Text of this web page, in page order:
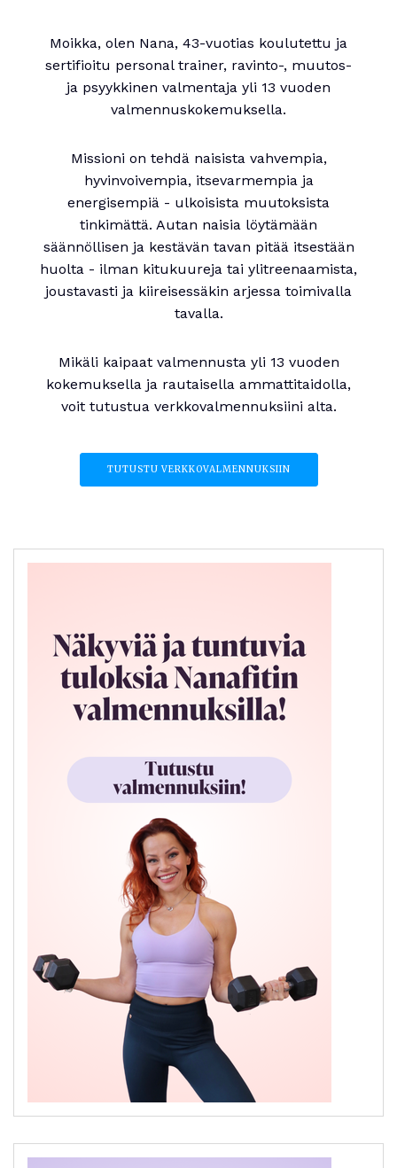
Moikka, olen Nana, 43-vuotias koulutettu ja
sertifioitu personal trainer, ravinto-, muutos-
ja psyykkinen valmentaja yli 13 vuoden
valmennuskokemuksella.
Missioni on tehdä naisista vahvempia,
hyvinvoivempia, itsevarmempia ja
energisempiä - ulkoisista muutoksista
tinkimättä. Autan naisia löytämään
säännöllisen ja kestävän tavan pitää itsestään
huolta - ilman kitukuureja tai ylitreenaamista,
joustavasti ja kiireisessäkin arjessa toimivalla
tavalla.
Mikäli kaipaat valmennusta yli 13 vuoden
kokemuksella ja rautaisella ammattitaidolla,
voit tutustua verkkovalmennuksiini alta.
TUTUSTU VERKKOVALMENNUKSIIN